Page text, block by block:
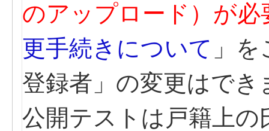
のアップロード）が必
更手続きについて 」
登録者」の変更はでき
公開テストは戸籍上